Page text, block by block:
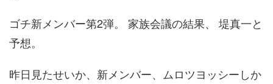
ゴチ新メンバー第2弾。 家族会議の結果、 堤真一と
予想。
昨日見たせいか、新メンバー、ムロツヨッシーしか